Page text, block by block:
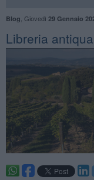
Blog Giovedì 29 Gennaio
​Libreria